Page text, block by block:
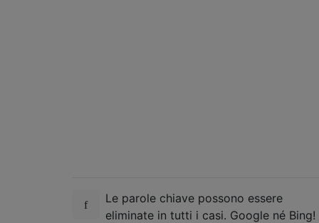
Le parole chiave possono essere
eliminate in tutti i casi. Google né Bing!